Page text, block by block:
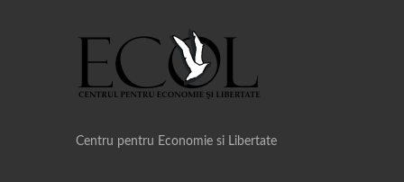
Centru pentru Economie si Libertate